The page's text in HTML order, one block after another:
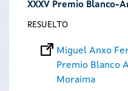
XXXV Premio Blanco-
RESUELTO
Miguel Anxo
Premio Blanco
Moraima